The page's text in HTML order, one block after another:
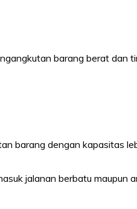
barang berat dan
barang dengan kapasitas
jalanan berbatu maupun